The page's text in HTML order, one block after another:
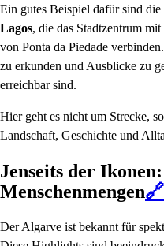
Ein gutes Beispiel dafür sind die
Lagos, die das Stadtzentrum
von Ponta da Piedade
zu erkunden und Ausblicke zu
erreichbar sind.
Hier geht es nicht um Strecke,
Landschaft, Geschichte und
Jenseits der
Menschenmengen🔗
Der Algarve ist bekannt für